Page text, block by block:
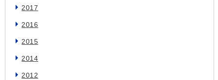
2017
2016
2015
2014
2012